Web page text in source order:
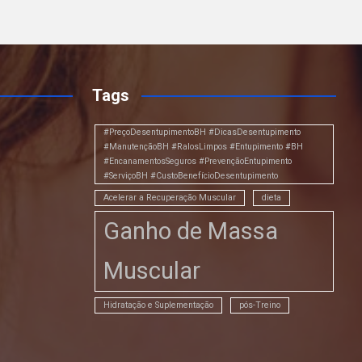
Tags
#PreçoDesentupimentoBH #DicasDesentupimento
#ManutençãoBH #RalosLimpos #Entupimento #BH
#EncanamentosSeguros #PrevençãoEntupimento
#ServiçoBH #CustoBenefícioDesentupimento
Acelerar a Recuperação Muscular dieta
Ganho de Massa
Muscular
Hidratação e Suplementação pós-Treino